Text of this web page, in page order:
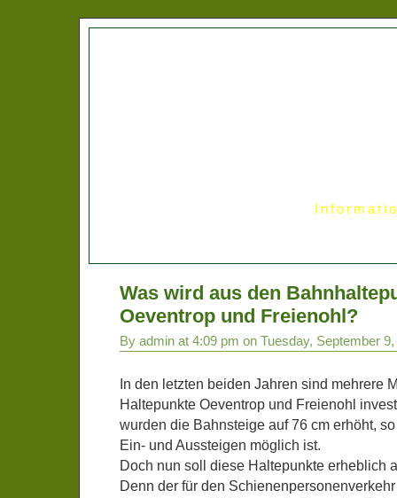
Was wird aus den
Oeventrop und Freienohl?
By admin at 4:09 pm on Tuesday, September 9,
In den letzten beiden Jahren sind mehrere
Haltepunkte Oeventrop und Freienohl
wurden die Bahnsteige auf 76 cm erhöht,
Ein- und Aussteigen möglich ist.
Doch nun soll diese Haltepunkte erheblich
Denn der für den